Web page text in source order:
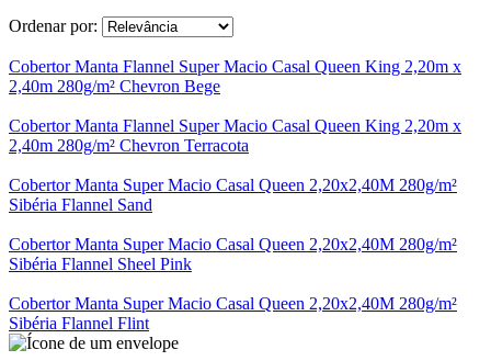
Ordenar por:
Cobertor Manta Flannel Super Macio Casal Queen King 2,20m x
2,40m 280g/m² Chevron Bege
Cobertor Manta Flannel Super Macio Casal Queen King 2,20m x
2,40m 280g/m² Chevron Terracota
Cobertor Manta Super Macio Casal Queen 2,20x2,40M 280g/m²
Sibéria Flannel Sand
Cobertor Manta Super Macio Casal Queen 2,20x2,40M 280g/m²
Sibéria Flannel Sheel Pink
Cobertor Manta Super Macio Casal Queen 2,20x2,40M 280g/m²
Sibéria Flannel Flint